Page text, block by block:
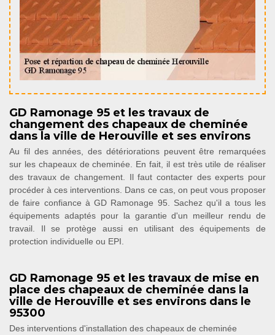
GD Ramonage 95 et les travaux de
changement des chapeaux de cheminée
dans la ville de Herouville et ses environs
Au fil des années, des détériorations peuvent être remarquées
sur les chapeaux de cheminée. En fait, il est très utile de réaliser
des travaux de changement. Il faut contacter des experts pour
procéder à ces interventions. Dans ce cas, on peut vous proposer
de faire confiance à GD Ramonage 95. Sachez qu'il a tous les
équipements adaptés pour la garantie d'un meilleur rendu de
travail. Il se protège aussi en utilisant des équipements de
protection individuelle ou EPI.
GD Ramonage 95 et les travaux de mise en
place des chapeaux de cheminée dans la
ville de Herouville et ses environs dans le
95300
Des interventions d'installation des chapeaux de cheminée